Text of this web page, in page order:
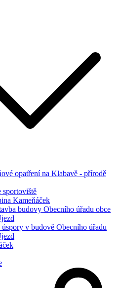
opatření na Klabavě - přírodě
sportoviště
Kameňáček
budovy Obecního úřadu obce
úspory v budově Obecního úřadu